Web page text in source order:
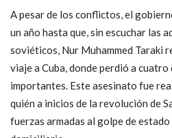
A pesar de los conflictos, el
un año hasta que, sin escuchar las
soviéticos, Nur Muhammed Taraki
viaje a Cuba, donde perdió a cuatro
importantes. Este asesinato fue
quién a inicios de la revolución de
fuerzas armadas al golpe de